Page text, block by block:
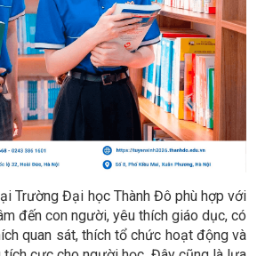
Trường Đại học Thành Đô phù hợp với
đến con người, yêu thích giáo dục, có
quan sát, thích tổ chức hoạt động và